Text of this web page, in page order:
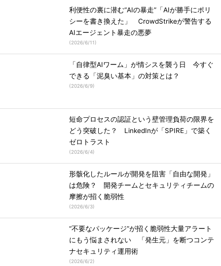
利便性の裏に潜む“AIの暴走”「AIが勝手にポリ
シーを書き換えた」 CrowdStrikeが警告する
AIエージェント暴走の悪夢
(2026/6/11)
「自律型AIワーム」が情シスを襲う日 今すぐ
できる「泥臭い基本」の対策とは？
(2026/6/9)
短命プロセスの認証という壁管理負荷の限界を
どう突破した？ LinkedInが「SPIRE」で築く
ゼロトラスト
(2026/6/4)
形骸化したルールが開発を阻害「自由な開発」
は危険？ 開発チームとセキュリティチームの
摩擦が招く脆弱性
(2026/6/3)
“不要なパッケージ”が招く脆弱性大量アラート
にもう悩まされない 「発生元」を断つコンテ
ナセキュリティ運用術
(2026/6/2)